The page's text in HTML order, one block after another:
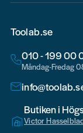
Toolab.se
010 - 199 00
Måndag-Fredag
Butiken i
Victor